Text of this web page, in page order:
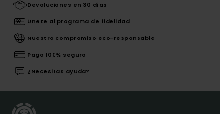
Devoluciones en 30 días
Únete al programa de fidelidad
Nuestro compromiso eco-responsable
Pago 100% seguro
¿Necesitas ayuda?